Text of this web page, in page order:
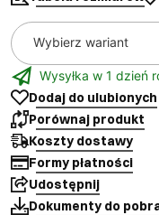
Wybierz wariant
Wysyłka w 1 dzień
Dodaj do ulubionych
Porównaj produkt
Koszty dostawy
Formy płatności
Udostępnij
Dokumenty do